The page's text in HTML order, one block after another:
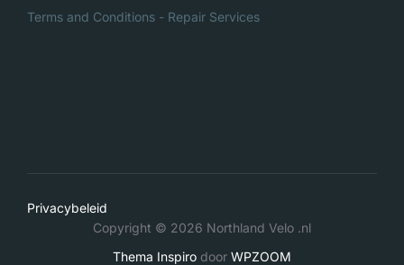
Terms and Conditions - Repair Services
Privacybeleid
Copyright © 2026 Northland Velo .nl
Thema Inspiro door WPZOOM